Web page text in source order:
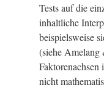
Tests auf die
inhaltliche
beispielsweise
(siehe Amelang
Faktorenachsen
nicht